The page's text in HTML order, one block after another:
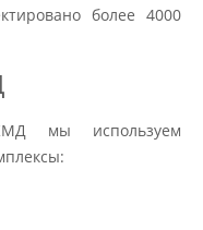
более 4000
мы используем